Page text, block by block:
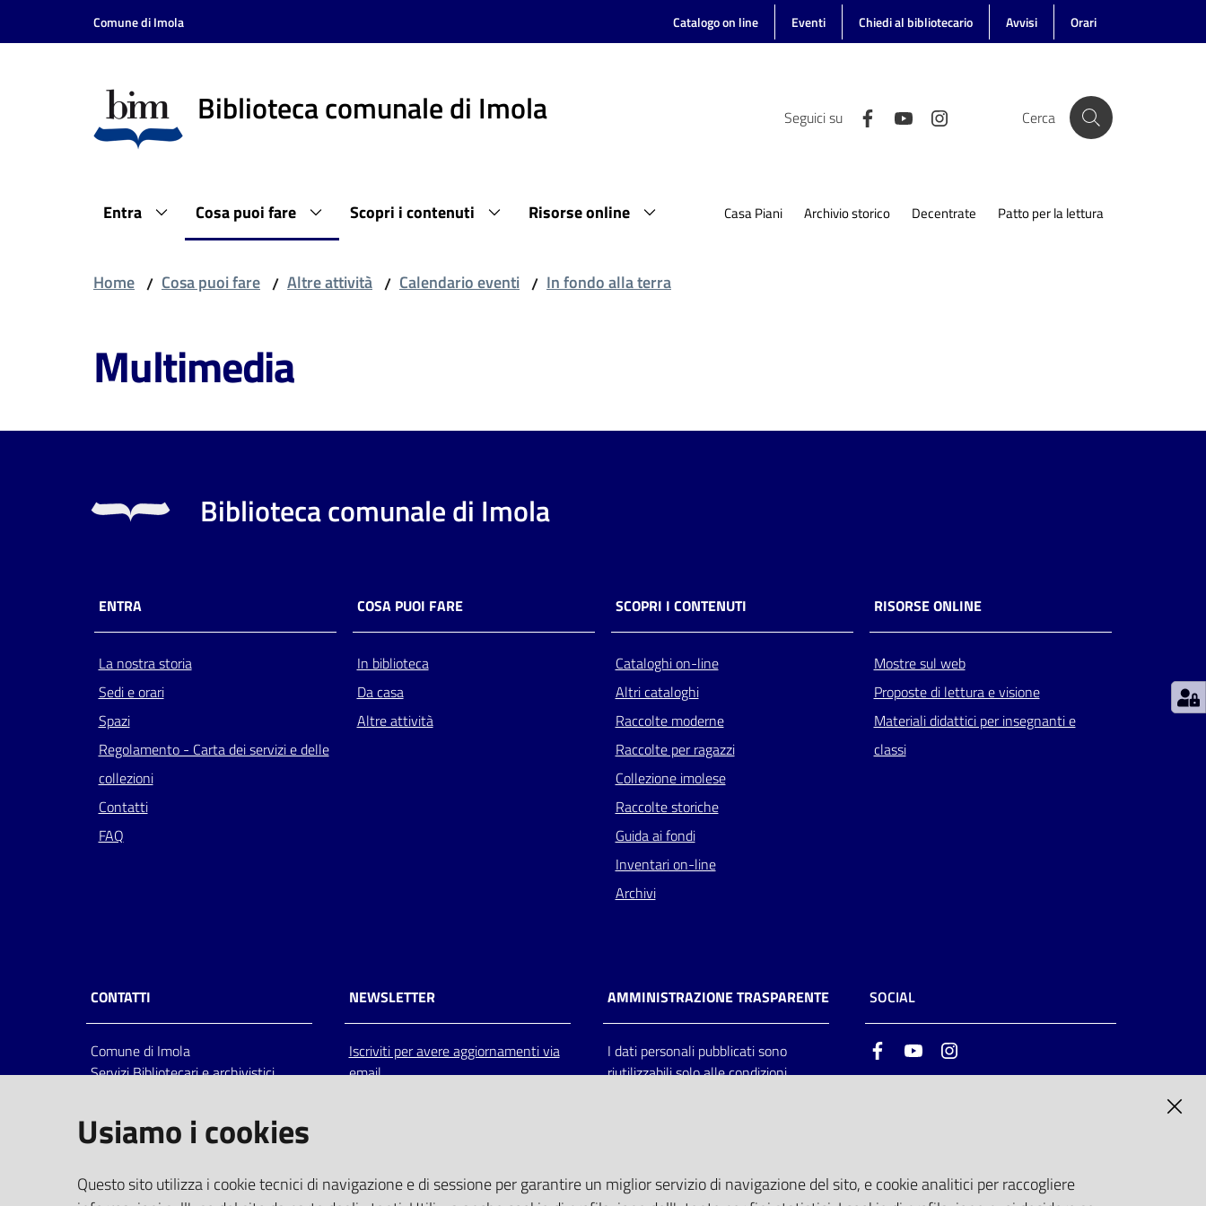
Vai al contenuto
Vai alla navigazione
Comune di Imola Catalogo on line Eventi Chiedi al bibliotecario Avvisi Orari
Biblioteca comunale di Imola Seguici su Cerca
Entra Cosa puoi fare Scopri i contenuti Risorse online Casa Piani Archivio storico Decentrate Patto per la lettura
Home / Cosa puoi fare / Altre attività / Calendario eventi / In fondo alla terra
Multimedia
Biblioteca comunale di Imola
ENTRA
La nostra storia
Sedi e orari
Spazi
Regolamento - Carta dei servizi e delle
collezioni
Contatti
FAQ
COSA PUOI FARE
In biblioteca
Da casa
Altre attività
SCOPRI I CONTENUTI
Cataloghi on-line
Altri cataloghi
Raccolte moderne
Raccolte per ragazzi
Collezione imolese
Raccolte storiche
Guida ai fondi
Inventari on-line
Archivi
RISORSE ONLINE
Mostre sul web
Proposte di lettura e visione
Materiali didattici per insegnanti e
classi
CONTATTI
Comune di Imola
Servizi Bibliotecari e archivistici
Italia
centralino: tel 0542.6026.36 fax
bim@comune.imola.bo.it
PEC
NEWSLETTER
Iscriviti per avere aggiornamenti via
email
AMMINISTRAZIONE TRASPARENTE
I dati personali pubblicati sono
riutilizzabili solo alle condizioni
SOCIAL
FacebookYoutube
Usiamo i cookies
Questo sito utilizza i cookie tecnici di navigazione e di sessione per garantire un miglior servizio di navigazione del sito, e cookie analitici per raccogliere